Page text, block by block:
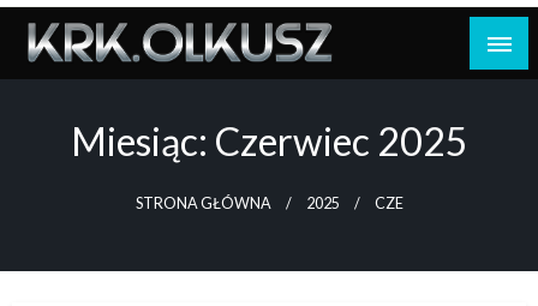
Skip
content
Miesiąc: Czerwiec 2025
STRONA GŁÓWNA 2025 CZE